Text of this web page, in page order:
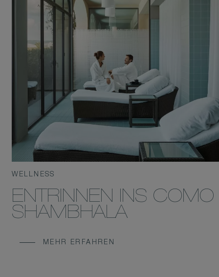
WELLNESS
ENTRINNEN INS COMO
SHAMBHALA
MEHR ERFAHREN